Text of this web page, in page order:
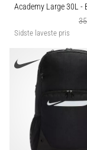
Academy Large 30L -
Sidste laveste pris